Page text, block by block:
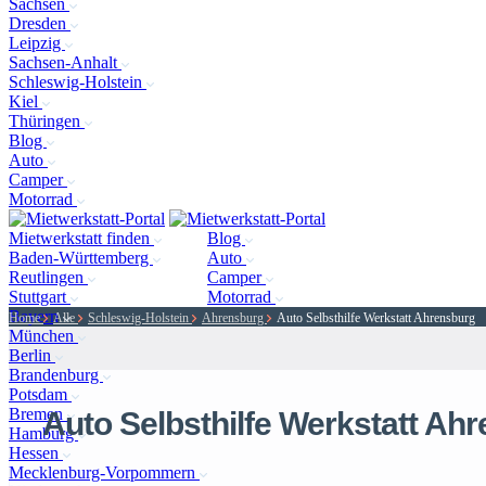
Sachsen
Dresden
Leipzig
Sachsen-Anhalt
Schleswig-Holstein
Kiel
Thüringen
Blog
Auto
Camper
Motorrad
Mietwerkstatt finden
Baden-Württemberg
Reutlingen
Stuttgart
Bayern
München
Berlin
Brandenburg
Potsdam
Bremen
Hamburg
Hessen
Mecklenburg-Vorpommern
Blog
Auto
Camper
Motorrad
Home Alle Schleswig-Holstein Ahrensburg Auto Selbsthilfe Werkstatt Ahrensburg
Auto Selbsthilfe Werkstatt